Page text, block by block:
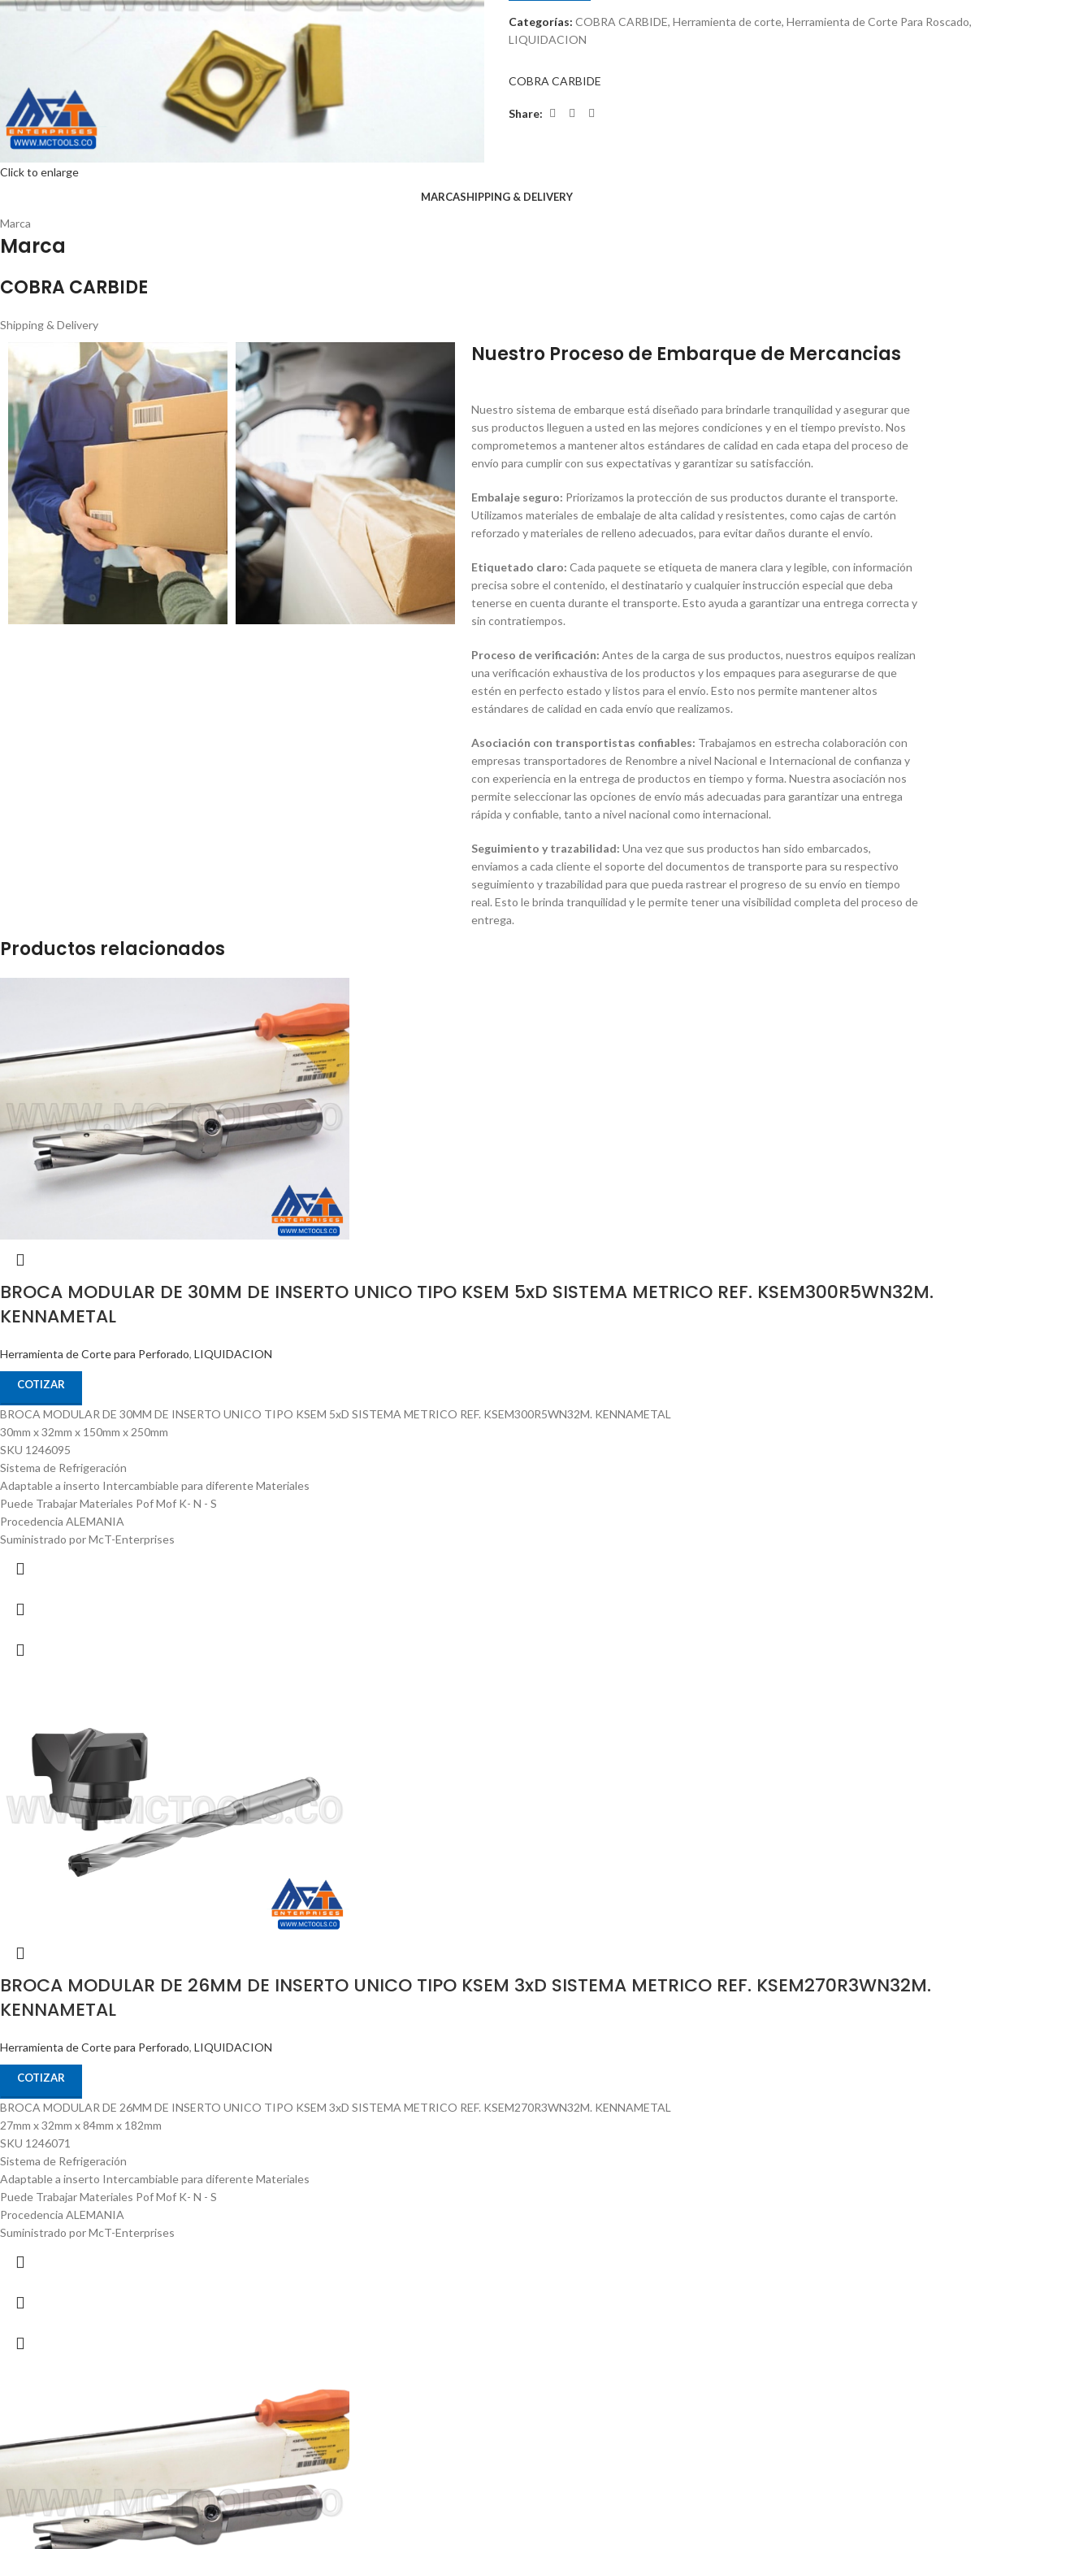
Click to enlarge
Categorías: COBRA CARBIDE, Herramienta de corte, Herramienta de Corte Para Roscado,
LIQUIDACION
COBRA CARBIDE
Share:
MARCASHIPPING & DELIVERY
Marca
Marca
COBRA CARBIDE
Shipping & Delivery
Nuestro Proceso de Embarque de Mercancias
Nuestro sistema de embarque está diseñado para brindarle tranquilidad y asegurar que
sus productos lleguen a usted en las mejores condiciones y en el tiempo previsto. Nos
comprometemos a mantener altos estándares de calidad en cada etapa del proceso de
envío para cumplir con sus expectativas y garantizar su satisfacción.
Embalaje seguro: Priorizamos la protección de sus productos durante el transporte.
Utilizamos materiales de embalaje de alta calidad y resistentes, como cajas de cartón
reforzado y materiales de relleno adecuados, para evitar daños durante el envío.
Etiquetado claro: Cada paquete se etiqueta de manera clara y legible, con información
precisa sobre el contenido, el destinatario y cualquier instrucción especial que deba
tenerse en cuenta durante el transporte. Esto ayuda a garantizar una entrega correcta y
sin contratiempos.
Proceso de verificación: Antes de la carga de sus productos, nuestros equipos realizan
una verificación exhaustiva de los productos y los empaques para asegurarse de que
estén en perfecto estado y listos para el envío. Esto nos permite mantener altos
estándares de calidad en cada envío que realizamos.
Asociación con transportistas confiables: Trabajamos en estrecha colaboración con
empresas transportadores de Renombre a nivel Nacional e Internacional de confianza y
con experiencia en la entrega de productos en tiempo y forma. Nuestra asociación nos
permite seleccionar las opciones de envío más adecuadas para garantizar una entrega
rápida y confiable, tanto a nivel nacional como internacional.
Seguimiento y trazabilidad: Una vez que sus productos han sido embarcados,
enviamos a cada cliente el soporte del documentos de transporte para su respectivo
seguimiento y trazabilidad para que pueda rastrear el progreso de su envío en tiempo
real. Esto le brinda tranquilidad y le permite tener una visibilidad completa del proceso de
entrega.
Productos relacionados
BROCA MODULAR DE 30MM DE INSERTO UNICO TIPO KSEM 5xD SISTEMA METRICO REF. KSEM300R5WN32M.
KENNAMETAL
Herramienta de Corte para Perforado, LIQUIDACION
COTIZAR
BROCA MODULAR DE 30MM DE INSERTO UNICO TIPO KSEM 5xD SISTEMA METRICO REF. KSEM300R5WN32M. KENNAMETAL
30mm x 32mm x 150mm x 250mm
SKU 1246095
Sistema de Refrigeración
Adaptable a inserto Intercambiable para diferente Materiales
Puede Trabajar Materiales Pof Mof K- N - S
Procedencia ALEMANIA
Suministrado por McT-Enterprises
BROCA MODULAR DE 26MM DE INSERTO UNICO TIPO KSEM 3xD SISTEMA METRICO REF. KSEM270R3WN32M.
KENNAMETAL
Herramienta de Corte para Perforado, LIQUIDACION
COTIZAR
BROCA MODULAR DE 26MM DE INSERTO UNICO TIPO KSEM 3xD SISTEMA METRICO REF. KSEM270R3WN32M. KENNAMETAL
27mm x 32mm x 84mm x 182mm
SKU 1246071
Sistema de Refrigeración
Adaptable a inserto Intercambiable para diferente Materiales
Puede Trabajar Materiales Pof Mof K- N - S
Procedencia ALEMANIA
Suministrado por McT-Enterprises